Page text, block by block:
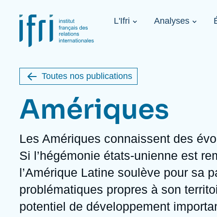
contenu
principal
Navigation
principale
L'Ifri Analyses
À propos de l'Ifri
Message du Président
L'Ifri en bref
Think tank : notre définition
Sujets phares
Iran
États-Unis
Proche-Orient
À venir
Sur invitation
Au cœur des tempêtes. Présentation
du Ramses 2027
Image
À propos de l'Ifri
L'Ifri en bref Proche-Orient
Toutes nos publications
Amériques
Description
Les Amériques connaissent des
Si l’hégémonie états-unienne est
l’Amérique Latine soulève pour sa
problématiques propres à son
potentiel de développement